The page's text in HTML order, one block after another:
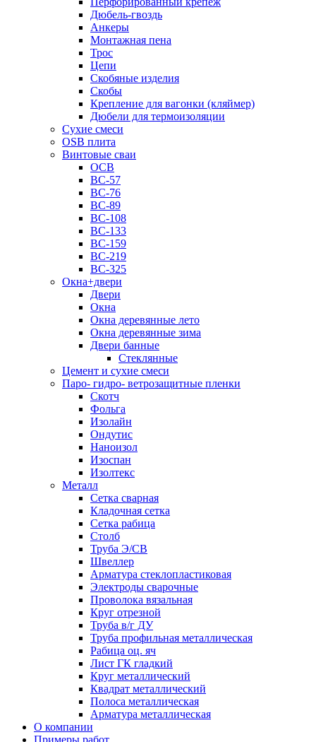
Дюбель-гвоздь
Анкеры
Монтажная пена
Трос
Цепи
Скобяные изделия
Скобы
Крепление для вагонки (кляймер)
Дюбели для термоизоляции
Сухие смеси
OSB плита
Винтовые сваи
ОСВ
ВС-57
ВС-76
ВС-89
ВС-108
ВС-133
ВС-159
ВС-219
ВС-325
Окна+двери
Двери
Окна
Окна деревянные лето
Окна деревянные зима
Двери банные
Стеклянные
Цемент и сухие смеси
Паро- гидро- ветрозащитные пленки
Скотч
Фольга
Изолайн
Ондутис
Наноизол
Изоспан
Изолтекс
Металл
Сетка сварная
Кладочная сетка
Сетка рабица
Столб
Труба Э/СВ
Швеллер
Арматура стеклопластиковая
Электроды сварочные
Проволока вязальная
Круг отрезной
Труба в/г ДУ
Труба профильная металлическая
Рабица оц. яч
Лист ГК гладкий
Круг металлический
Квадрат металлический
Полоса металлическая
Арматура металлическая
О компании
Примеры работ